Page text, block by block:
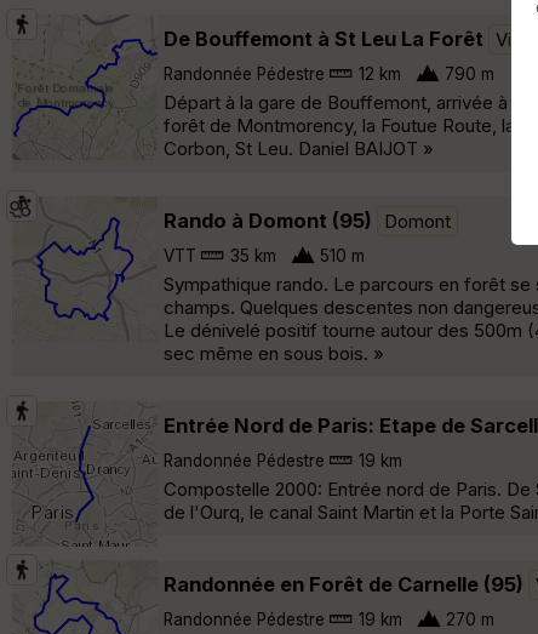
De Bouffemont à St Leu La Forêt
Randonnée Pédestre 12 km 790 m
Départ à la gare de Bouffemont, arrivée à
forêt de Montmorency, la Foutue Route, la
Corbon, St Leu. Daniel BAIJOT »
Rando à Domont (95) Domont
VTT 35 km 510 m
Sympathique rando. Le parcours en forêt
champs. Quelques descentes non
Le dénivelé positif tourne autour des 500m
sec même en sous bois. »
Entrée Nord de Paris: Etape de
Randonnée Pédestre 19 km
Compostelle 2000: Entrée nord de Paris.
de l'Ourq, le canal Saint Martin et la Porte
Randonnée en Forêt de Carnelle (95)
Randonnée Pédestre 19 km 270 m